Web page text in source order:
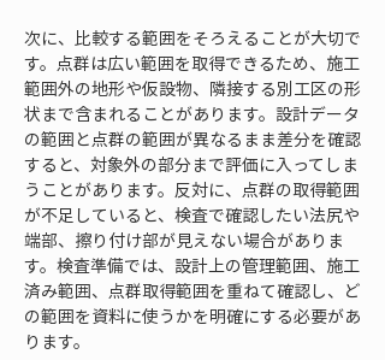
次に、比較する範囲をそろえることが大切で
す。点群は広い範囲を取得できるため、施工
範囲外の地形や仮設物、隣接する別工区の形
状まで含まれることがあります。設計データ
の範囲と点群の範囲が異なるまま差分を確認
すると、対象外の部分まで評価に入ってしま
うことがあります。反対に、点群の取得範囲
が不足していると、検査で確認したい法尻や
端部、擦り付け部が見えない場合がありま
す。検査準備では、設計上の管理範囲、施工
済み範囲、点群取得範囲を重ねて確認し、ど
の範囲を資料に使うかを明確にする必要があ
ります。